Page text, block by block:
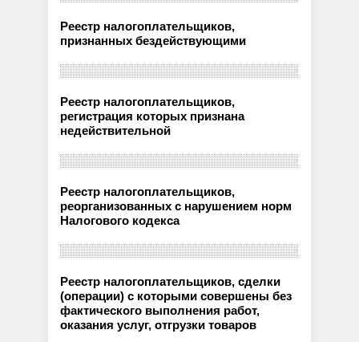
Реестр налогоплательщиков,
признанных бездействующими
Реестр налогоплательщиков,
регистрация которых признана
недействительной
Реестр налогоплательщиков,
реорганизованных с нарушением норм
Налогового кодекса
Реестр налогоплательщиков, сделки
(операции) с которыми совершены без
фактического выполнения работ,
оказания услуг, отгрузки товаров